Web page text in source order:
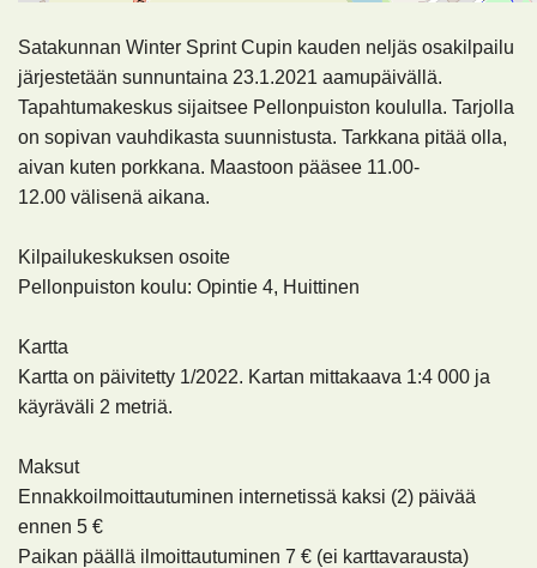
Satakunnan Winter Sprint Cupin kauden neljäs osakilpailu
järjestetään sunnuntaina 23.1.2021 aamupäivällä.
Tapahtumakeskus sijaitsee Pellonpuiston koululla. Tarjolla
on sopivan vauhdikasta suunnistusta. Tarkkana pitää olla,
aivan kuten porkkana. Maastoon pääsee 11.00-
12.00 välisenä aikana.
Kilpailukeskuksen osoite
Pellonpuiston koulu: Opintie 4, Huittinen
Kartta
Kartta on päivitetty 1/2022. Kartan mittakaava 1:4 000 ja
käyräväli 2 metriä.
Maksut
Ennakkoilmoittautuminen internetissä kaksi (2) päivää
ennen 5 €
Paikan päällä ilmoittautuminen 7 € (ei karttavarausta)